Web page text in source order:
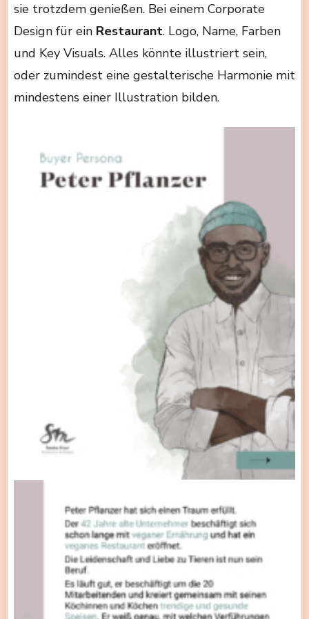
sie trotzdem genießen. Bei einem Corporate
Design für ein Restaurant. Logo, Name, Farben
und Key Visuals. Alles könnte illustriert sein,
oder zumindest eine gestalterische Harmonie mit
mindestens einer Illustration bilden.